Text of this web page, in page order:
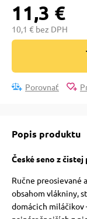
so psom
poukazy
11,3 €
10,1 € bez DPH
Porovnať
Popis produktu
České seno z
Ručne preosievané
obsahom vlákniny,
domácich miláčikov